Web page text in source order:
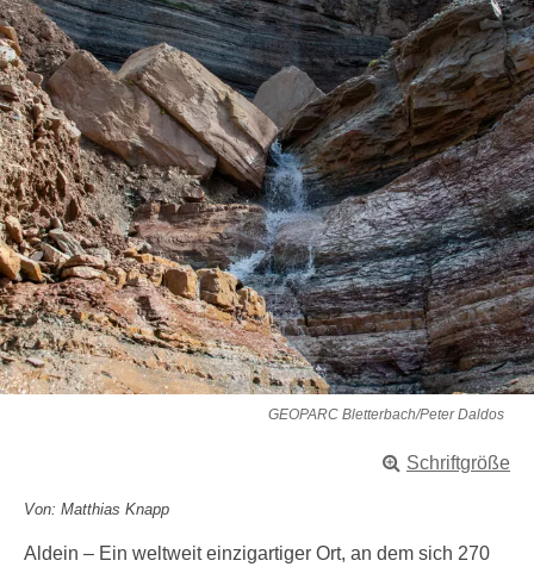
GEOPARC Bletterbach/Peter Daldos
Schriftgröße
Von: Matthias Knapp
Aldein – Ein weltweit einzigartiger Ort, an dem sich 270